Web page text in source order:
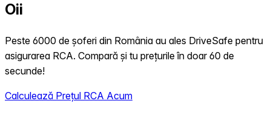
Oii
Peste 6000 de șoferi din România au ales DriveSafe pentru
asigurarea RCA. Compară și tu prețurile în doar 60 de
secunde!
Calculează Prețul RCA Acum